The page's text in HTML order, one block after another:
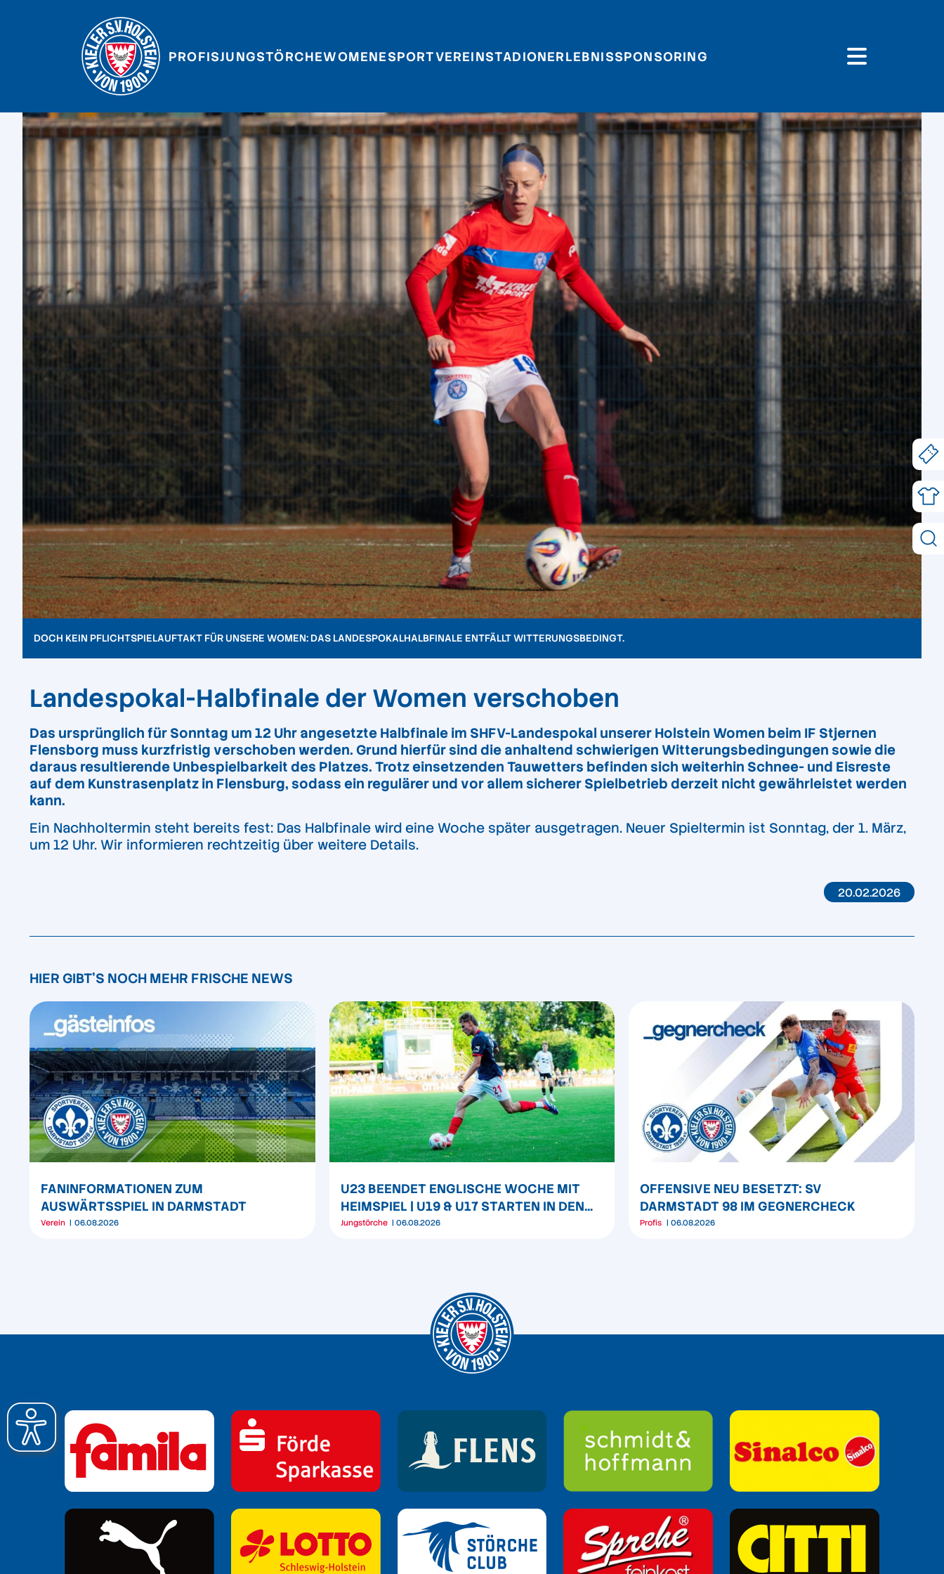
PROFISJUNGSTÖRCHEWOMENESPORTVEREINSTADIONERLEBNISSPONSORING
DOCH KEIN PFLICHTSPIELAUFTAKT FÜR UNSERE WOMEN: DAS LANDESPOKALHALBFINALE ENTFÄLLT WITTERUNGSBEDINGT.
Landespokal-Halbfinale der Women verschoben
Das ursprünglich für Sonntag um 12 Uhr angesetzte Halbfinale im SHFV-Landespokal unserer Holstein Women beim IF Stjernen
Flensborg muss kurzfristig verschoben werden. Grund hierfür sind die anhaltend schwierigen Witterungsbedingungen sowie die
daraus resultierende Unbespielbarkeit des Platzes. Trotz einsetzenden Tauwetters befinden sich weiterhin Schnee- und Eisreste
auf dem Kunstrasenplatz in Flensburg, sodass ein regulärer und vor allem sicherer Spielbetrieb derzeit nicht gewährleistet werden
kann.
Ein Nachholtermin steht bereits fest: Das Halbfinale wird eine Woche später ausgetragen. Neuer Spieltermin ist Sonntag, der 1. März,
um 12 Uhr. Wir informieren rechtzeitig über weitere Details.
20.02.2026
HIER GIBT'S NOCH MEHR FRISCHE NEWS
FANINFORMATIONEN ZUM
AUSWÄRTSSPIEL IN DARMSTADT
Verein 06.08.2026
U23 BEENDET ENGLISCHE WOCHE MIT
HEIMSPIEL | U19 & U17 STARTEN IN DEN
LIGABETRIEB
Jungstörche 06.08.2026
OFFENSIVE NEU BESETZT: SV
DARMSTADT 98 IM GEGNERCHECK
Profis 06.08.2026